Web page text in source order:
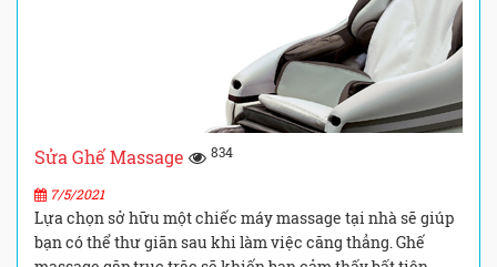
Sửa Ghế Massage 834
7/5/2021
Lựa chọn sở hữu một chiếc máy massage tại nhà sẽ giúp
bạn có thể thư giãn sau khi làm việc căng thẳng. Ghế